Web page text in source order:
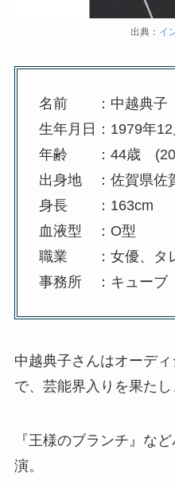
出典： イ
名前 ：中越典子
生年月日：1979年12
年齢 ：44歳
出身地 ：佐賀県佐
身長 ：163cm
血液型 ：O型
職業 ：女優、タ
事務所 ：キューブ
中越典子さんはオーデ
で、芸能界入りを果たし
『王様のブランチ』な
演。